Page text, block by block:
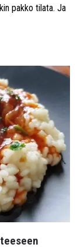
pakko tilata. Ja